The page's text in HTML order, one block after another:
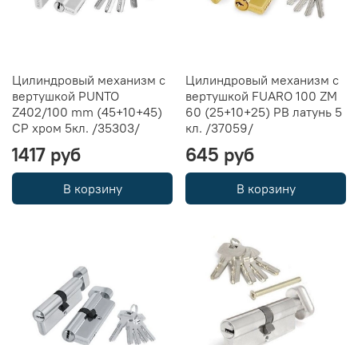
Цилиндровый механизм с
вертушкой PUNTO
Z402/100 mm (45+10+45)
CP хром 5кл. /35303/
1417 руб
В корзину
Цилиндровый механизм с
вертушкой FUARO 100 ZM
60 (25+10+25) PB латунь 5
кл. /37059/
645 руб
В корзину